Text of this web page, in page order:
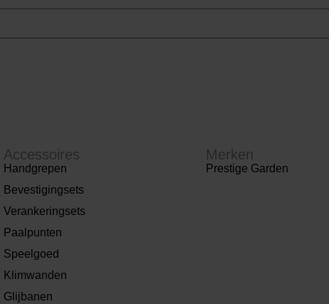
Accessoires
Handgrepen
Bevestigingsets
Verankeringsets
Paalpunten
Speelgoed
Klimwanden
Glijbanen
Merken
Prestige Garden